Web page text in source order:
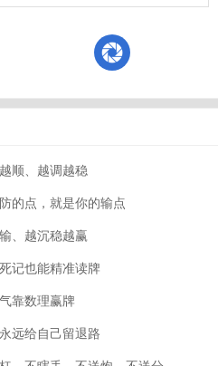
顺、越调越稳
的点，就是你的输点
、越沉稳越赢
记也能精准读牌
靠数理赢牌
远给自己留退路